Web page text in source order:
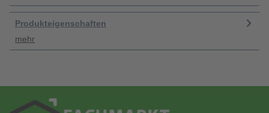
Produkteigenschaften
mehr